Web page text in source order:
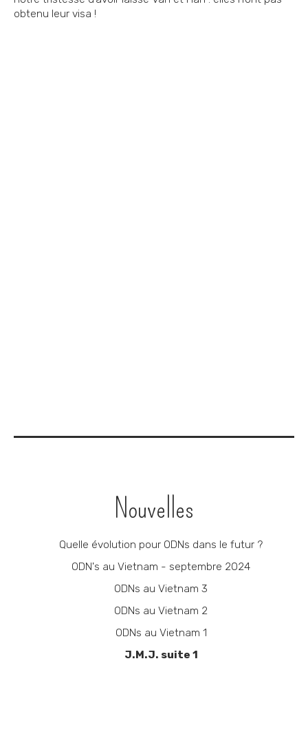
obtenu leur visa !
Nouvelles
Quelle évolution pour ODNs dans le futur ?
ODN's au Vietnam - septembre 2024
ODNs au Vietnam 3
ODNs au Vietnam 2
ODNs au Vietnam 1
J.M.J. suite 1